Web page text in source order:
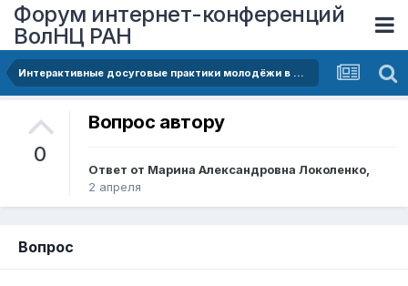
Форум интернет-конференций
ВолНЦ РАН
Интерактивные досуговые практики молодёжи в креативных индустриях
0
Вопрос автору
Ответ от Марина Александровна Локоленко,
2 апреля
Вопрос